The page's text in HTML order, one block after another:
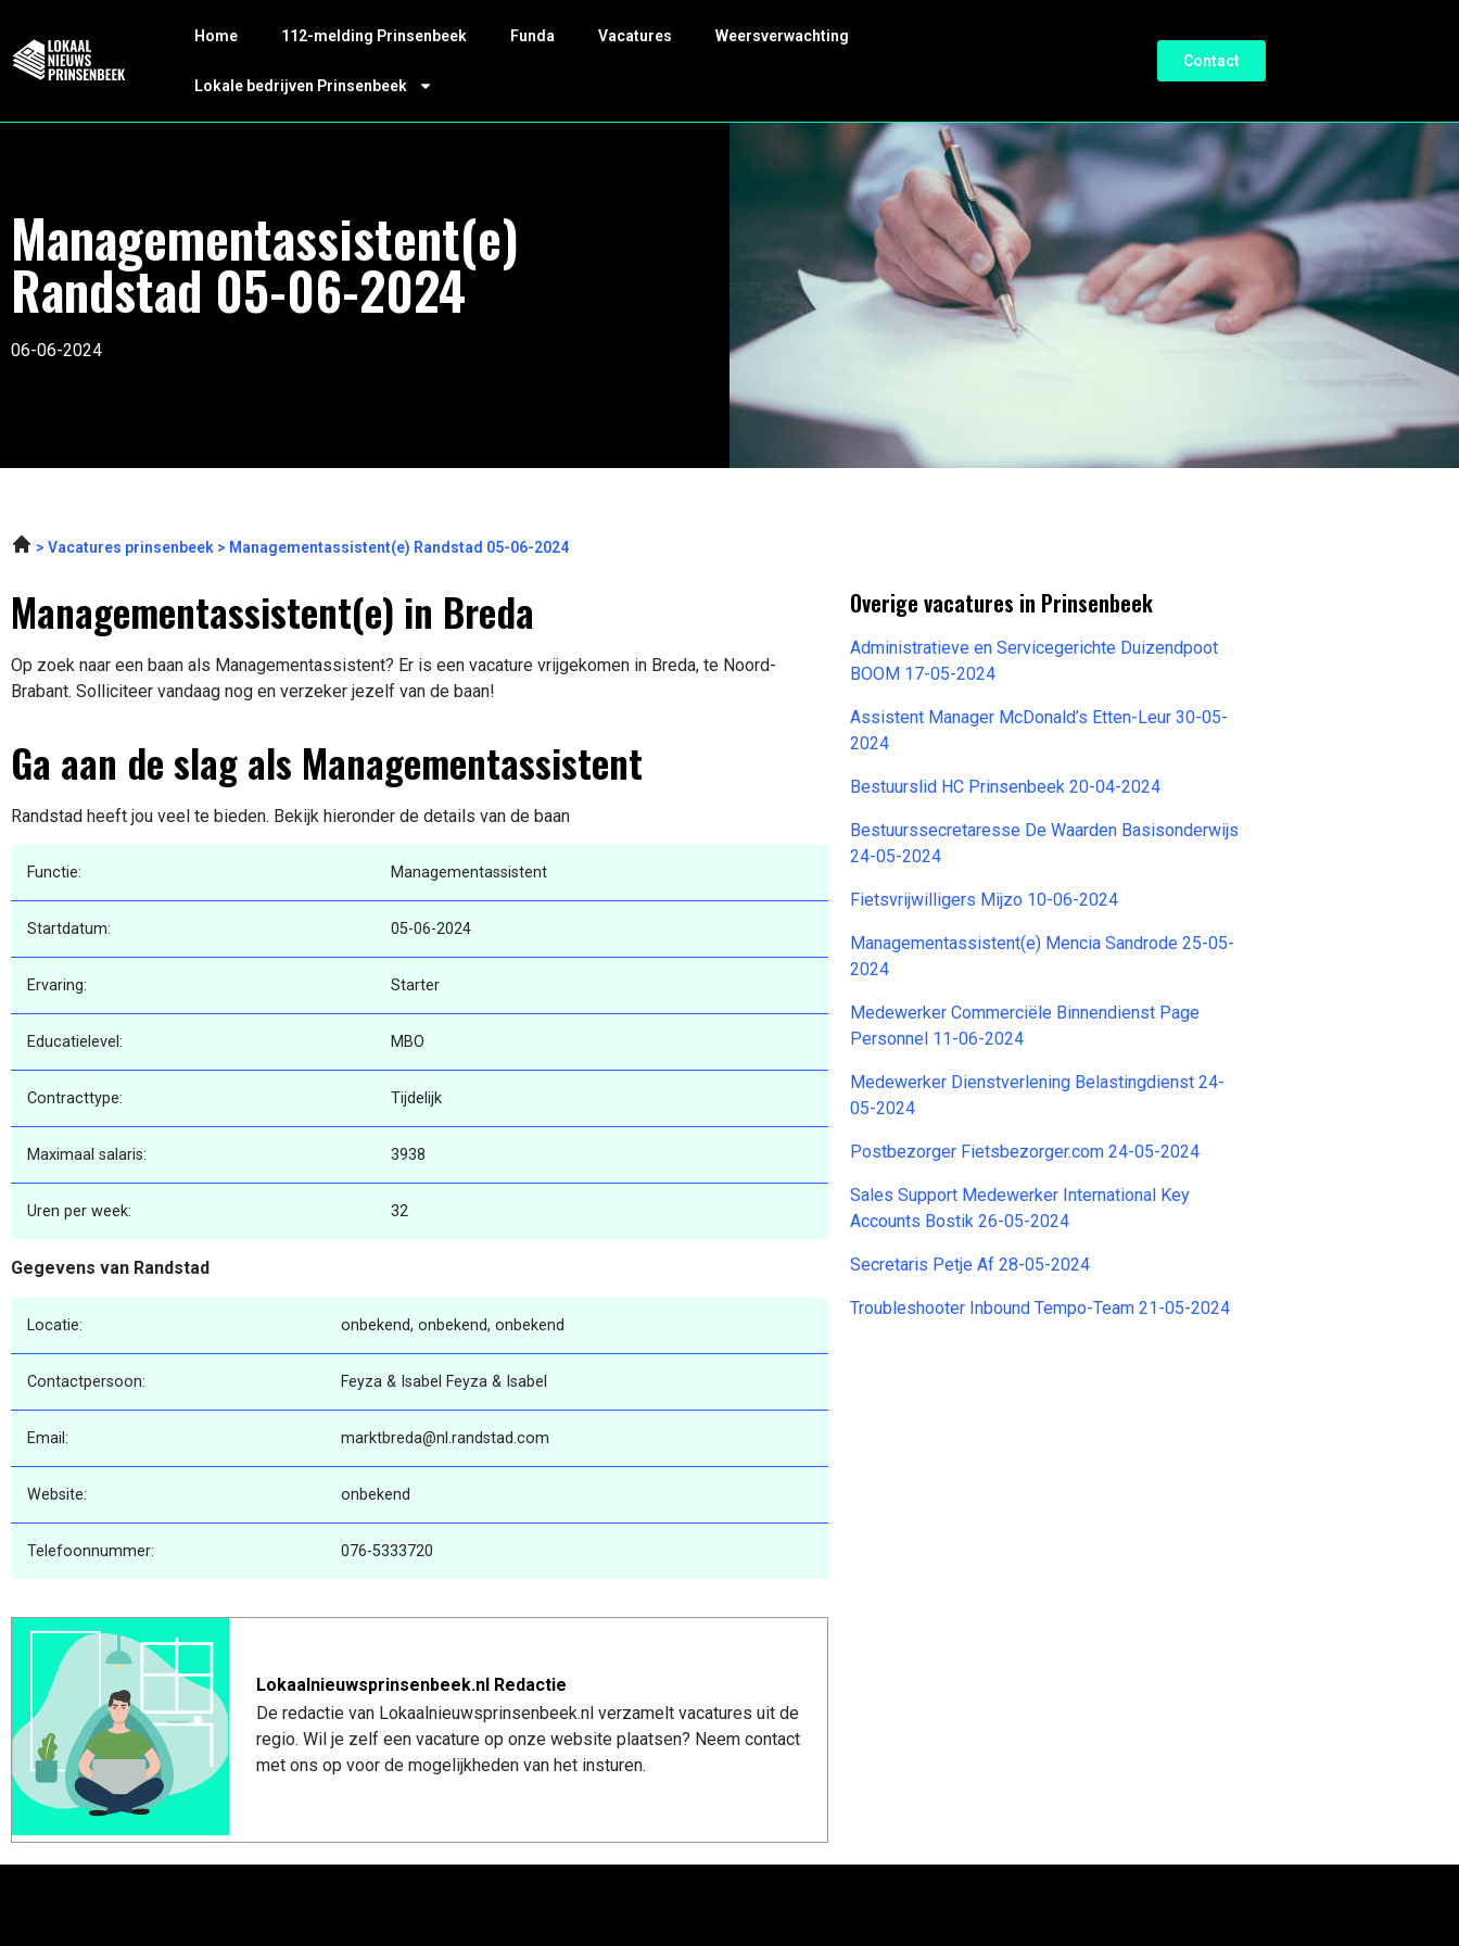
Home 112-melding Prinsenbeek Funda Vacatures Weersverwachting
Lokale bedrijven Prinsenbeek
Contact
Managementassistent(e)
Randstad 05-06-2024
06-06-2024
Vacatures prinsenbeek Managementassistent(e) Randstad 05-06-2024
Managementassistent(e) in Breda
Op zoek naar een baan als Managementassistent? Er is een vacature vrijgekomen in Breda, te Noord-
Brabant. Solliciteer vandaag nog en verzeker jezelf van de baan!
Ga aan de slag als Managementassistent
Randstad heeft jou veel te bieden. Bekijk hieronder de details van de baan
Functie: Managementassistent
Startdatum: 05-06-2024
Ervaring: Starter
Educatielevel: MBO
Contracttype: Tijdelijk
Maximaal salaris: 3938
Uren per week: 32
Gegevens van Randstad
Locatie: onbekend, onbekend, onbekend
Contactpersoon: Feyza & Isabel Feyza & Isabel
Email: marktbreda@nl.randstad.com
Website: onbekend
Telefoonnummer: 076-5333720
Lokaalnieuwsprinsenbeek.nl Redactie
De redactie van Lokaalnieuwsprinsenbeek.nl verzamelt vacatures uit de
regio. Wil je zelf een vacature op onze website plaatsen? Neem contact
met ons op voor de mogelijkheden van het insturen.
Overige vacatures in Prinsenbeek
Administratieve en Servicegerichte Duizendpoot
BOOM 17-05-2024
Assistent Manager McDonald’s Etten-Leur 30-05-
2024
Bestuurslid HC Prinsenbeek 20-04-2024
Bestuurssecretaresse De Waarden Basisonderwijs
24-05-2024
Fietsvrijwilligers Mijzo 10-06-2024
Managementassistent(e) Mencia Sandrode 25-05-
2024
Medewerker Commerciële Binnendienst Page
Personnel 11-06-2024
Medewerker Dienstverlening Belastingdienst 24-
05-2024
Postbezorger Fietsbezorger.com 24-05-2024
Sales Support Medewerker International Key
Accounts Bostik 26-05-2024
Secretaris Petje Af 28-05-2024
Troubleshooter Inbound Tempo-Team 21-05-2024